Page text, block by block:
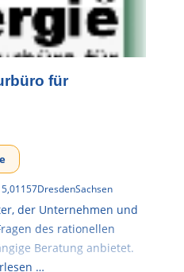
für
,01157DresdenSachsen
der Unternehmen und
des rationellen
Beratung anbietet.
…